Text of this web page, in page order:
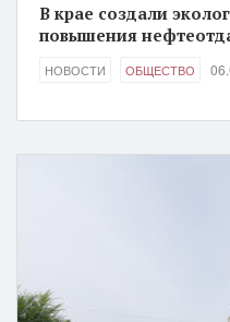
В крае создали
повышения
НОВОСТИ ОБЩЕСТВО